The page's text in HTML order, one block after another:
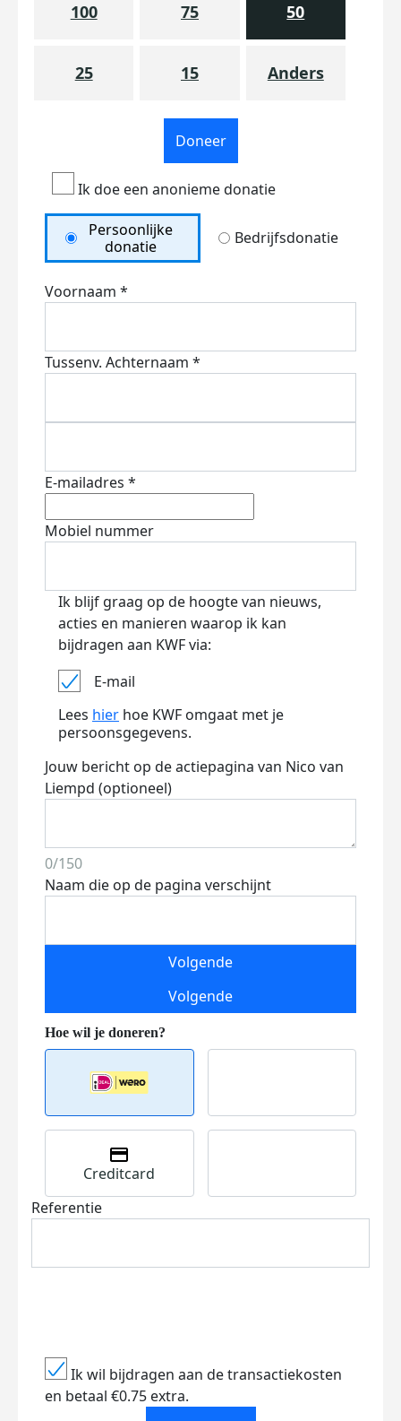
100 75 50
25 15 Anders
Doneer
Ik doe een anonieme donatie
Persoonlijke
donatie
Bedrijfsdonatie
Voornaam *
Tussenv. Achternaam *
E-mailadres *
Mobiel nummer
Ik blijf graag op de hoogte van nieuws,
acties en manieren waarop ik kan
bijdragen aan KWF via:
E-mail
Lees hier hoe KWF omgaat met je
persoonsgegevens.
Jouw bericht op de actiepagina van Nico van
Liempd (optioneel)
0/150
Naam die op de pagina verschijnt
Volgende
Volgende
Creditcard
Referentie
Ik wil bijdragen aan de transactiekosten
en betaal €0.75 extra.